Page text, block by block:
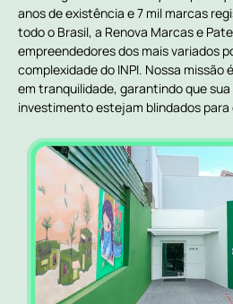
anos de existência e 7 mil marcas
todo o Brasil, a Renova Marcas e
empreendedores dos mais variados
complexidade do INPI. Nossa
em tranquilidade, garantindo que
investimento estejam blindados para